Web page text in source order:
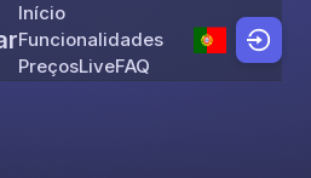
Skip to content
Início
Funcionalidades
PreçosLiveFAQ